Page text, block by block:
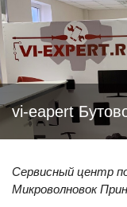
vi-eapert
Сервисный центр
Микроволновок